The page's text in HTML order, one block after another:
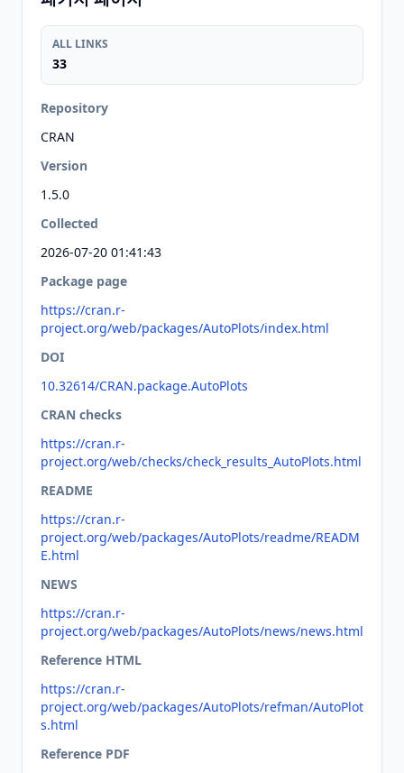
ALL LINKS
33
Repository
CRAN
Version
1.5.0
Collected
2026-07-20 01:41:43
Package page
https://cran.r-
project.org/web/packages/AutoPlots/index.html
DOI
10.32614/CRAN.package.AutoPlots
CRAN checks
https://cran.r-
project.org/web/checks/check_results_AutoPlots.html
README
https://cran.r-
project.org/web/packages/AutoPlots/readme/READM
E.html
NEWS
https://cran.r-
project.org/web/packages/AutoPlots/news/news.html
Reference HTML
https://cran.r-
project.org/web/packages/AutoPlots/refman/AutoPlot
s.html
Reference PDF